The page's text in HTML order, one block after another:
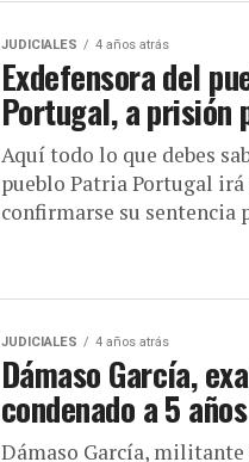
JUDICIALES 4 años atrás
Exdefensora del
Portugal, a prisión
Aquí todo lo que debes
pueblo Patria Portugal
confirmarse su sentencia
JUDICIALES 4 años atrás
Dámaso García,
condenado a 5
Dámaso García,